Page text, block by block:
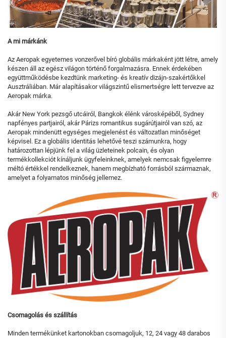
A mi márkánk
Az Aeropak egyetemes vonzerővel bíró globális márkaként jött létre, amely
készen áll az egész világon történő forgalmazásra. Ennek érdekében
együttműködésbe kezdtünk marketing- és kreatív dizájn-szakértőkkel
Ausztráliában. Már alapításakor világszintű elismertségre lett tervezve az
Aeropak márka.
Akár New York pezsgő utcáiról, Bangkok élénk városképéből, Sydney
napfényes partjairól, akár Párizs romantikus sugárútjairól van szó, az
Aeropak mindenütt egységes megjelenést és változatlan minőséget
képvisel. Ez a globális identitás lehetővé teszi számunkra, hogy
határozottan lépjünk fel a világ üzleteinek polcain, és olyan
termékkollekciót kínáljunk ügyfeleinknek, amelyek nemcsak figyelemre
méltó értékkel rendelkeznek, hanem megbízható forrásból származnak,
amelyet a folyamatos minőség jellemez.
Csomagolás és szállítás
Minden termékünket kartonokban csomagoljuk, 12, 24 vagy 48 darabos